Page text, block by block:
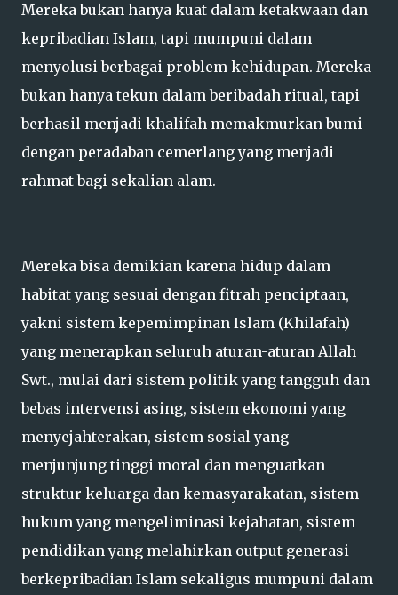
Mereka bukan hanya kuat dalam ketakwaan dan
kepribadian Islam, tapi mumpuni dalam
menyolusi berbagai problem kehidupan. Mereka
bukan hanya tekun dalam beribadah ritual, tapi
berhasil menjadi khalifah memakmurkan bumi
dengan peradaban cemerlang yang menjadi
rahmat bagi sekalian alam.
Mereka bisa demikian karena hidup dalam
habitat yang sesuai dengan fitrah penciptaan,
yakni sistem kepemimpinan Islam (Khilafah)
yang menerapkan seluruh aturan-aturan Allah
Swt., mulai dari sistem politik yang tangguh dan
bebas intervensi asing, sistem ekonomi yang
menyejahterakan, sistem sosial yang
menjunjung tinggi moral dan menguatkan
struktur keluarga dan kemasyarakatan, sistem
hukum yang mengeliminasi kejahatan, sistem
pendidikan yang melahirkan output generasi
berkepribadian Islam sekaligus mumpuni dalam